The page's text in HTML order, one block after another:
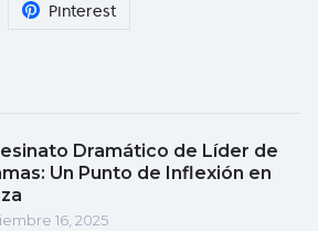
Pinterest
Dramático de Líder de
Un Punto de Inflexión en
16, 2025